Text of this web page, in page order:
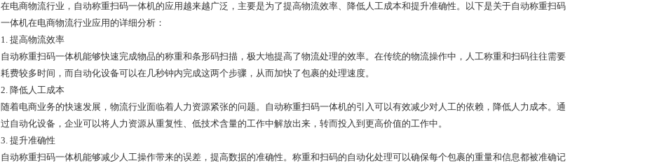
在电商物流行业，自动称重扫码一体机的应用越来越广泛，主要是为了提高物流效率、降低人工成本和提升准确性。以下是关于自动称重扫码
一体机在电商物流行业应用的详细分析：
1. 提高物流效率
自动称重扫码一体机能够快速完成物品的称重和条形码扫描，极大地提高了物流处理的效率。在传统的物流操作中，人工称重和扫码往往需要
耗费较多时间，而自动化设备可以在几秒钟内完成这两个步骤，从而加快了包裹的处理速度。
2. 降低人工成本
随着电商业务的快速发展，物流行业面临着人力资源紧张的问题。自动称重扫码一体机的引入可以有效减少对人工的依赖，降低人力成本。通
过自动化设备，企业可以将人力资源从重复性、低技术含量的工作中解放出来，转而投入到更高价值的工作中。
3. 提升准确性
自动称重扫码一体机能够减少人工操作带来的误差，提高数据的准确性。称重和扫码的自动化处理可以确保每个包裹的重量和信息都被准确记